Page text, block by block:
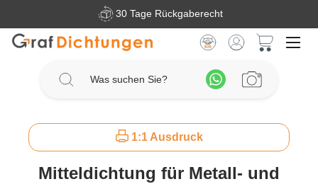
Zum Hauptinhalt springen30 Tage Rückgaberecht
1:1 Ausdruck
Mitteldichtung für Metall- und